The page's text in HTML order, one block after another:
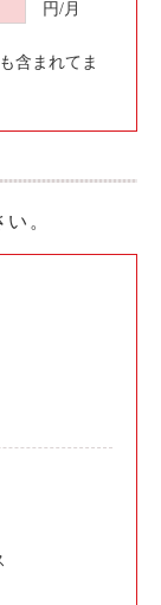
て
円/月
含まれてま
。